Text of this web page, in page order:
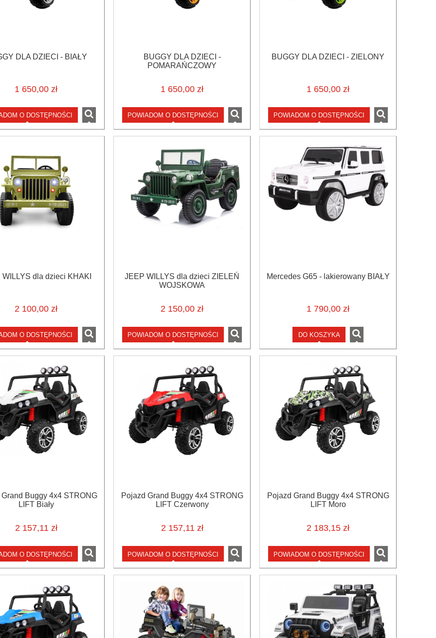
DLA DZIECI - BIAŁY
1 650,00 zł
O DOSTĘPNOŚCI
BUGGY DLA DZIECI -
POMARAŃCZOWY
1 650,00 zł
POWIADOM O DOSTĘPNOŚCI
BUGGY DLA DZIECI - ZIELONY
1 650,00 zł
POWIADOM O DOSTĘPNOŚCI
WILLYS dla dzieci KHAKI
2 100,00 zł
O DOSTĘPNOŚCI
JEEP WILLYS dla dzieci ZIELEŃ
WOJSKOWA
2 150,00 zł
POWIADOM O DOSTĘPNOŚCI
Mercedes G65 - lakierowany BIAŁY
1 790,00 zł
DO KOSZYKA
Buggy 4x4 STRONG
LIFT Biały
2 157,11 zł
O DOSTĘPNOŚCI
Pojazd Grand Buggy 4x4 STRONG
LIFT Czerwony
2 157,11 zł
POWIADOM O DOSTĘPNOŚCI
Pojazd Grand Buggy 4x4 STRONG
LIFT Moro
2 183,15 zł
POWIADOM O DOSTĘPNOŚCI